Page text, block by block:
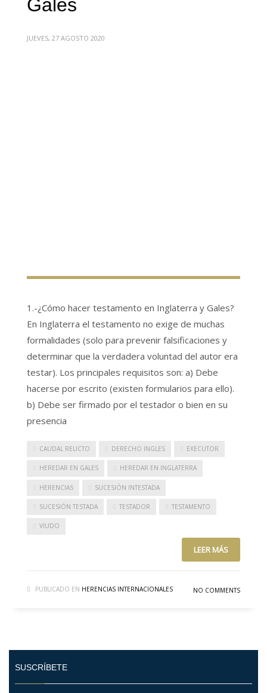
Gales
JUEVES, 27 AGOSTO 2020
1.-¿Cómo hacer testamento en Inglaterra y Gales?
En Inglaterra el testamento no exige de muchas
formalidades (solo para prevenir falsificaciones y
determinar que la verdadera voluntad del autor era
testar). Los principales requisitos son: a) Debe
hacerse por escrito (existen formularios para ello).
b) Debe ser firmado por el testador o bien en su
presencia
CAUDAL RELICTO DERECHO INGLES EXECUTOR
HEREDAR EN GALES HEREDAR EN INGLATERRA
HERENCIAS SUCESIÓN INTESTADA
SUCESIÓN TESTADA TESTADOR TESTAMENTO
VIUDO
LEER MÁS
PUBLICADO EN HERENCIAS INTERNACIONALES NO COMMENTS
SUSCRÍBETE